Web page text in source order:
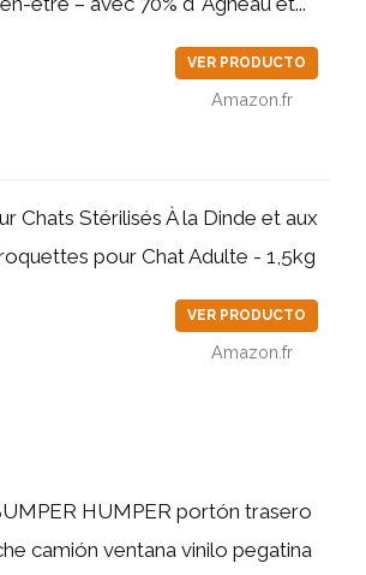
VER PRODUCTO
Amazon.fr
Chats Stérilisés À la Dinde et aux
pour Chat Adulte - 1,5kg
VER PRODUCTO
Amazon.fr
HUMPER portón trasero
camión ventana vinilo pegatina